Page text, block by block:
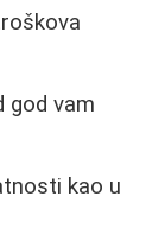
god vam
kao u